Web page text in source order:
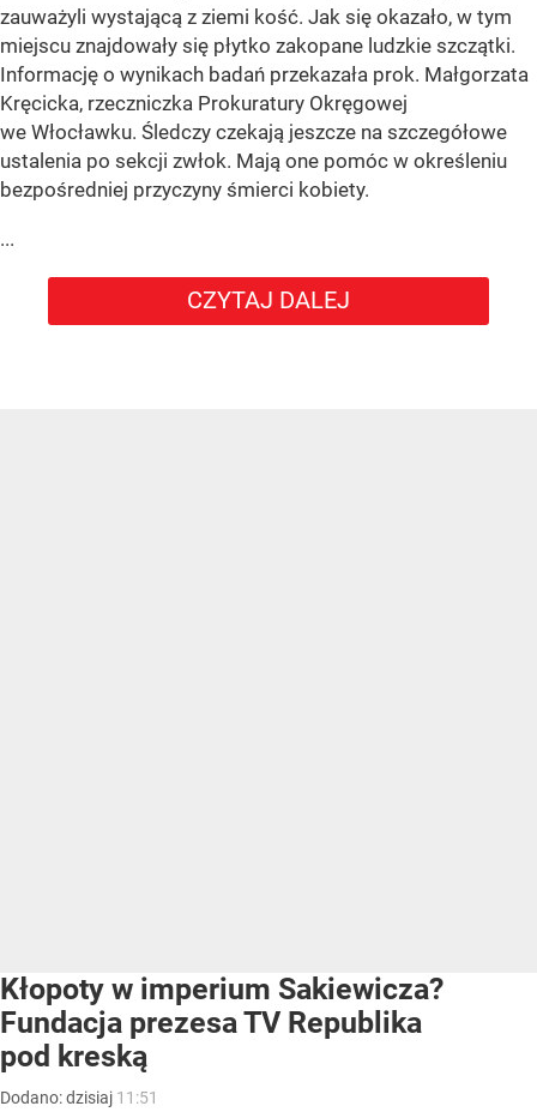
zauważyli wystającą z ziemi kość. Jak się okazało, w tym
miejscu znajdowały się płytko zakopane ludzkie szczątki.
Informację o wynikach badań przekazała prok. Małgorzata
Kręcicka, rzeczniczka Prokuratury Okręgowej
we Włocławku. Śledczy czekają jeszcze na szczegółowe
ustalenia po sekcji zwłok. Mają one pomóc w określeniu
bezpośredniej przyczyny śmierci kobiety.
...
CZYTAJ DALEJ
Kłopoty w imperium Sakiewicza?
Fundacja prezesa TV Republika
pod kreską
Dodano:dzisiaj 11:51